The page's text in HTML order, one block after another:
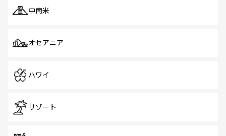
中南米
オセアニア
ハワイ
リゾート